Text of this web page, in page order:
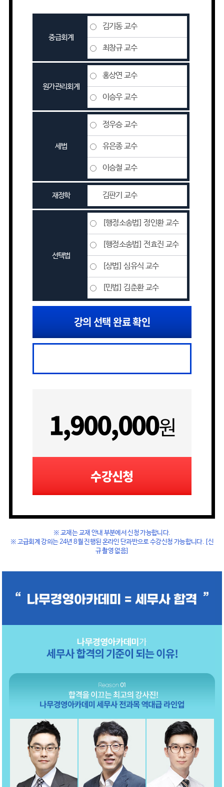
중급회계
김기동 교수
최창규 교수
원가관리회계
홍상연 교수
이승우 교수
세법
정우승 교수
유은종 교수
이승철 교수
재정학 김판기 교수
선택법
[행정소송법] 정인환 교수
[행정소송법] 전효진 교수
[상법] 심유식 교수
[민법] 김춘환 교수
강의 선택 완료 확인
1,900,000원
수강신청
※ 교재는 교재 안내 부분에서 신청 가능합니다.
※ 고급회계 강의는 24년 8월 진행된 온라인 단과반으로 수강신청 가능합니다. [신
규 촬영 없음]